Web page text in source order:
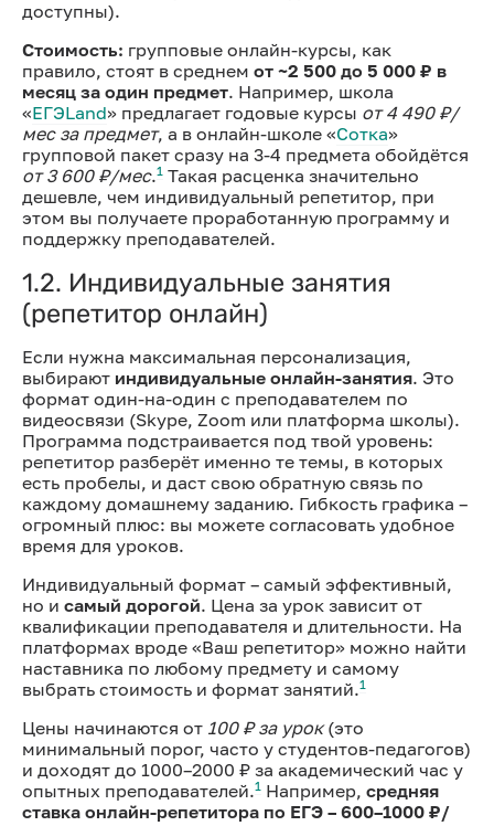
доступны).
Стоимость: групповые онлайн-курсы, как
правило, стоят в среднем от ~2 500 до 5 000 ₽ в
месяц за один предмет. Например, школа
«ЕГЭLand» предлагает годовые курсы от 4 490 ₽/
мес за предмет, а в онлайн-школе «Сотка»
групповой пакет сразу на 3-4 предмета обойдётся
от 3 600 ₽/мес.1 Такая расценка значительно
дешевле, чем индивидуальный репетитор, при
этом вы получаете проработанную программу и
поддержку преподавателей.
1.2. Индивидуальные занятия
(репетитор онлайн)
Если нужна максимальная персонализация,
выбирают индивидуальные онлайн-занятия. Это
формат один-на-один с преподавателем по
видеосвязи (Skype, Zoom или платформа школы).
Программа подстраивается под твой уровень:
репетитор разберёт именно те темы, в которых
есть пробелы, и даст свою обратную связь по
каждому домашнему заданию. Гибкость графика –
огромный плюс: вы можете согласовать удобное
время для уроков.
Индивидуальный формат – самый эффективный,
но и самый дорогой. Цена за урок зависит от
квалификации преподавателя и длительности. На
платформах вроде «Ваш репетитор» можно найти
наставника по любому предмету и самому
выбрать стоимость и формат занятий.1
Цены начинаются от 100 ₽ за урок(это
минимальный порог, часто у студентов-педагогов)
и доходят до 1000–2000 ₽ за академический час у
опытных преподавателей.1 Например, средняя
ставка онлайн-репетитора по ЕГЭ – 600–1000 ₽/